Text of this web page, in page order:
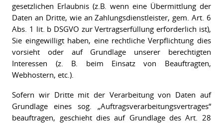
gesetzlichen Erlaubnis (z.B. wenn eine Übermittlung der
Daten an Dritte, wie an Zahlungsdienstleister, gem. Art. 6
Abs. 1 lit. b DSGVO zur Vertragserfüllung erforderlich ist),
Sie eingewilligt haben, eine rechtliche Verpflichtung dies
vorsieht oder auf Grundlage unserer berechtigten
Interessen (z. B. beim Einsatz von Beauftragten,
Webhostern, etc.).
Sofern wir Dritte mit der Verarbeitung von Daten auf
Grundlage eines sog. „Auftragsverarbeitungsvertrages“
beauftragen, geschieht dies auf Grundlage des Art. 28